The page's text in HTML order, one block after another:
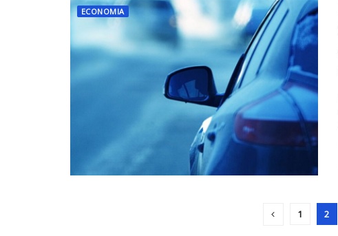
ECONOMIA
1 2